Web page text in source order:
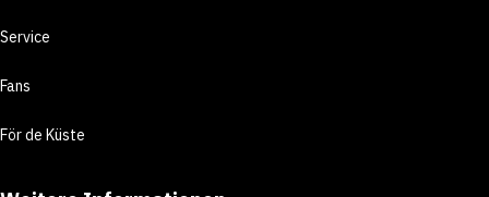
Service
Fans
För de Küste